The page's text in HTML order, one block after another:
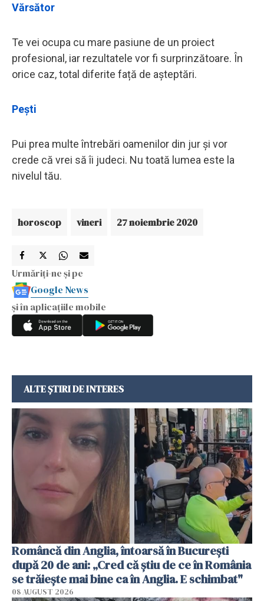
Vărsător
Te vei ocupa cu mare pasiune de un proiect
profesional, iar rezultatele vor fi surprinzătoare. În
orice caz, total diferite față de așteptări.
Pești
Pui prea multe întrebări oamenilor din jur și vor
crede că vrei să îi judeci. Nu toată lumea este la
nivelul tău.
horoscop vineri 27 noiembrie 2020
Urmăriți-ne și pe
Google News
și în aplicațiile mobile
ALTE ȘTIRI DE INTERES
Româncă din Anglia, întoarsă în București
după 20 de ani: „Cred că știu de ce în România
se trăiește mai bine ca în Anglia. E schimbat"
08 AUGUST 2026